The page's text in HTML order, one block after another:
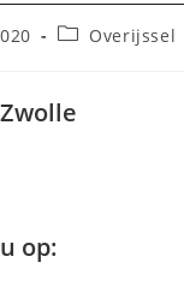
Overijssel
op: